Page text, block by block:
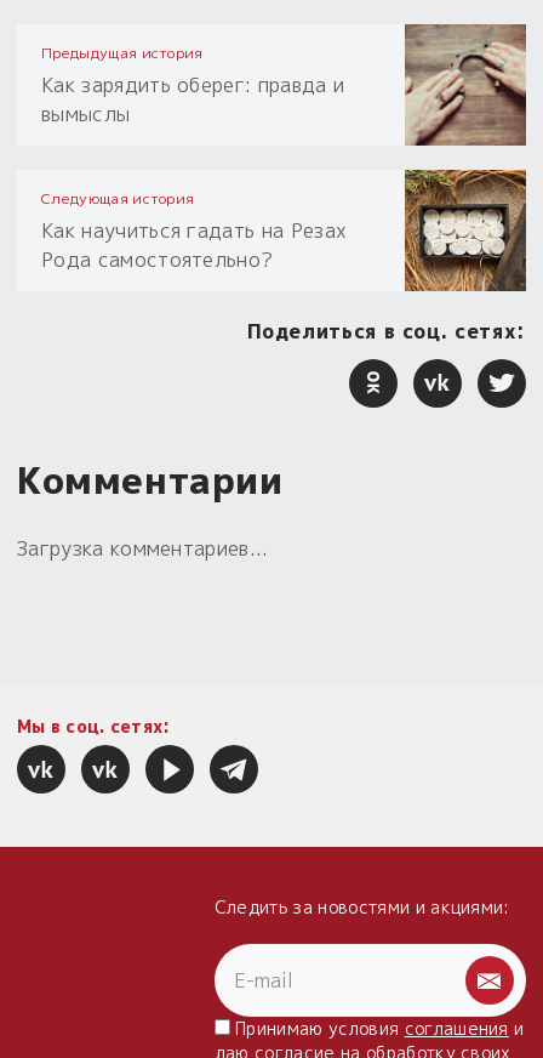
Предыдущая история
Как зарядить оберег: правда и
вымыслы
Следующая история
Как научиться гадать на Резах
Рода самостоятельно?
Поделиться в соц. сетях:
Комментарии
Загрузка комментариев...
Мы в соц. сетях:
Следить за новостями и акциями:
Принимаю условия соглашения и
даю согласие на обработку своих